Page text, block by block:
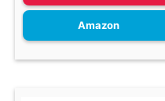
Amazon